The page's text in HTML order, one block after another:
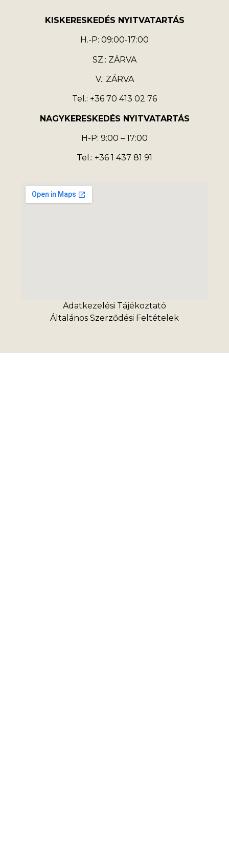
KISKERESKEDÉS NYITVATARTÁS
H.-P: 09:00-17:00
SZ.: ZÁRVA
V.: ZÁRVA
Tel.: +36 70 413 02 76
NAGYKERESKEDÉS NYITVATARTÁS
H-P: 9:00 – 17:00
Tel.: +36 1 437 81 91
Adatkezelési Tájékoztató
Általános Szerződési Feltételek